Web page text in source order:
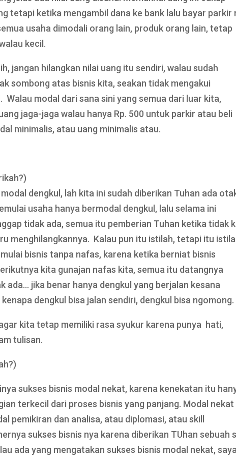
tetapi ketika mengambil dana ke bank lalu bayar parkir
usaha dimodali orang lain, produk orang lain, tetap
kecil.
jangan hilangkan nilai uang itu sendiri, walau sudah
sombong atas bisnis kita, seakan tidak mengakui
Walau modal dari sana sini yang semua dari luar kita,
jaga-jaga walau hanya Rp. 500 untuk parkir atau beli
minimalis, atau uang minimalis atau.
dengkul, lah kita ini sudah diberikan Tuhan ada
usaha hanya bermodal dengkul, lalu selama ini
tidak ada, semua itu pemberian Tuhan ketika tidak
menghilangkannya. Kalau pun itu istilah, tetapi itu
bisnis tanpa nafas, karena ketika berniat bisnis
kita gunajan nafas kita, semua itu datangnya
ada… jika benar hanya dengkul yang berjalan kesana
dengkul bisa jalan sendiri, dengkul bisa ngomong.
kita tetap memiliki rasa syukur karena punya hati,
tulisan.
sukses bisnis modal nekat, karena kenekatan itu
terkecil dari proses bisnis yang panjang. Modal nekat
pemikiran dan analisa, atau diplomasi, atau skill
sukses bisnis nya karena diberikan TUhan sebuah
ada yang mengatakan sukses bisnis modal nekat, saya